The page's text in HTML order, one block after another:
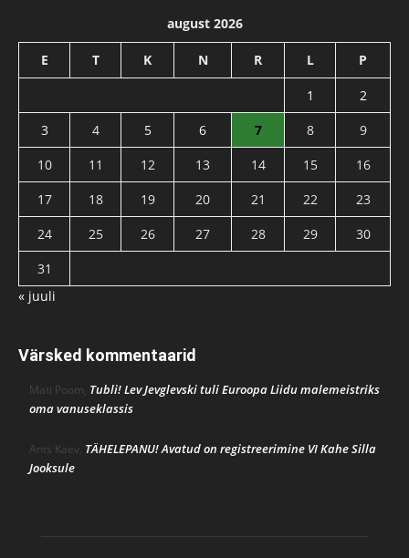
august 2026
E T K N R L P
1
2
3
4 5 6 7 8
9
10
11 12 13 14 15
16
17
18 19 20 21 22
23
24
25 26 27 28 29
30
31
« juuli
Värsked kommentaarid
Mati Poom, Tubli! Lev Jevglevski tuli Euroopa Liidu malemeistriks
oma vanuseklassis
Ants Kaev, TÄHELEPANU! Avatud on registreerimine VI Kahe Silla
Jooksule